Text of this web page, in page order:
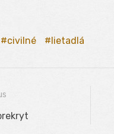
civilné lietadlá